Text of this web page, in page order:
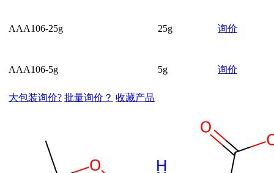
AAA106-25g 25g 询价
AAA106-5g 5g 询价
大包装询价? 批量询价？ 收藏产品